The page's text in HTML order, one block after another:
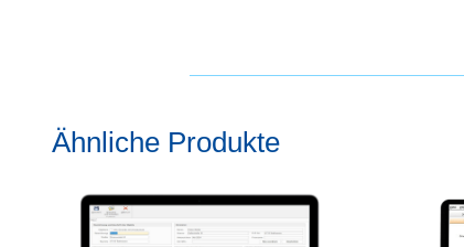
Ähnliche Produkte